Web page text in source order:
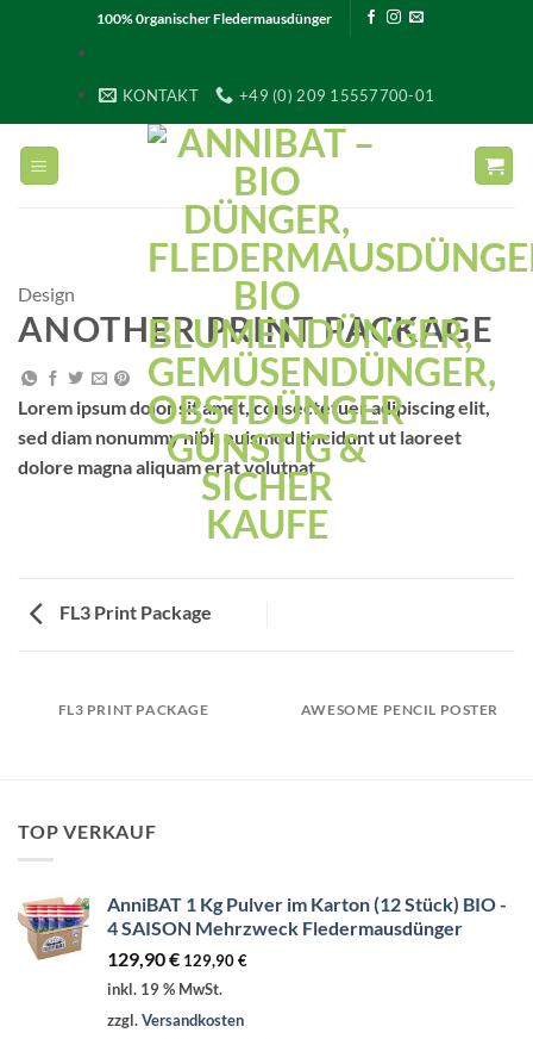
100% 0rganischerFledermausdünger
KONTAKT +49 (0) 209 15557700-01
Design
ANOTHER PRINT PACKAGE
Lorem ipsum dolor sit amet, consectetuer adipiscing elit,
sed diam nonummy nibh euismod tincidunt ut laoreet
dolore magna aliquam erat volutpat.
FL3 Print Package
FL3 PRINT PACKAGE AWESOME PENCIL POSTER
TOP VERKAUF
AnniBAT 1 Kg Pulver im Karton (12 Stück) BIO -
4 SAISON Mehrzweck Fledermausdünger
129,90€ 129,90€
inkl. 19 % MwSt.
zzgl.Versandkosten